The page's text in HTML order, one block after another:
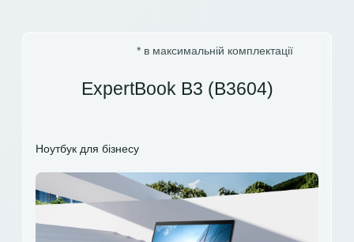
* в максимальній комплектації
ExpertBook B3 (B3604)
Ноутбук для бізнесу